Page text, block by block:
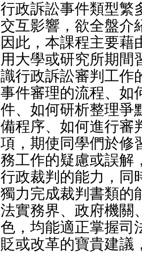
行政訴訟事件類型繁
交互影響，欲全盤介
因此，本課程主要藉
用大學或研究所期間
識行政訴訟審判工作
事件審理的流程、如
件、如何研析整理爭
備程序、如何進行審
項，期使同學們於修
務工作的疑慮或誤解
行政裁判的能力，同
獨力完成裁判書類的
法實務界、政府機關
色，均能適正掌握司
貶或改革的寶貴建